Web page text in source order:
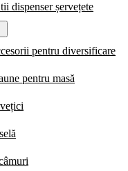
dispenser șervețete
pentru diversificare
pentru masă